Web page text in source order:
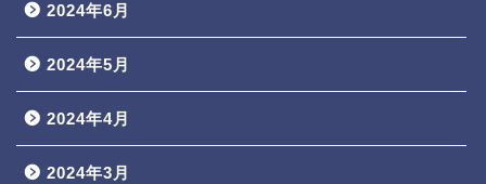
2024年6月
2024年5月
2024年4月
2024年3月